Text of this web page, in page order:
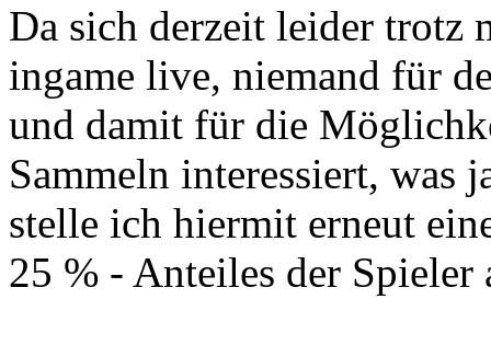
Da sich derzeit leider trotz
ingame live, niemand für
und damit für die
Sammeln interessiert, was
stelle ich hiermit erneut
25 % - Anteiles der Spieler